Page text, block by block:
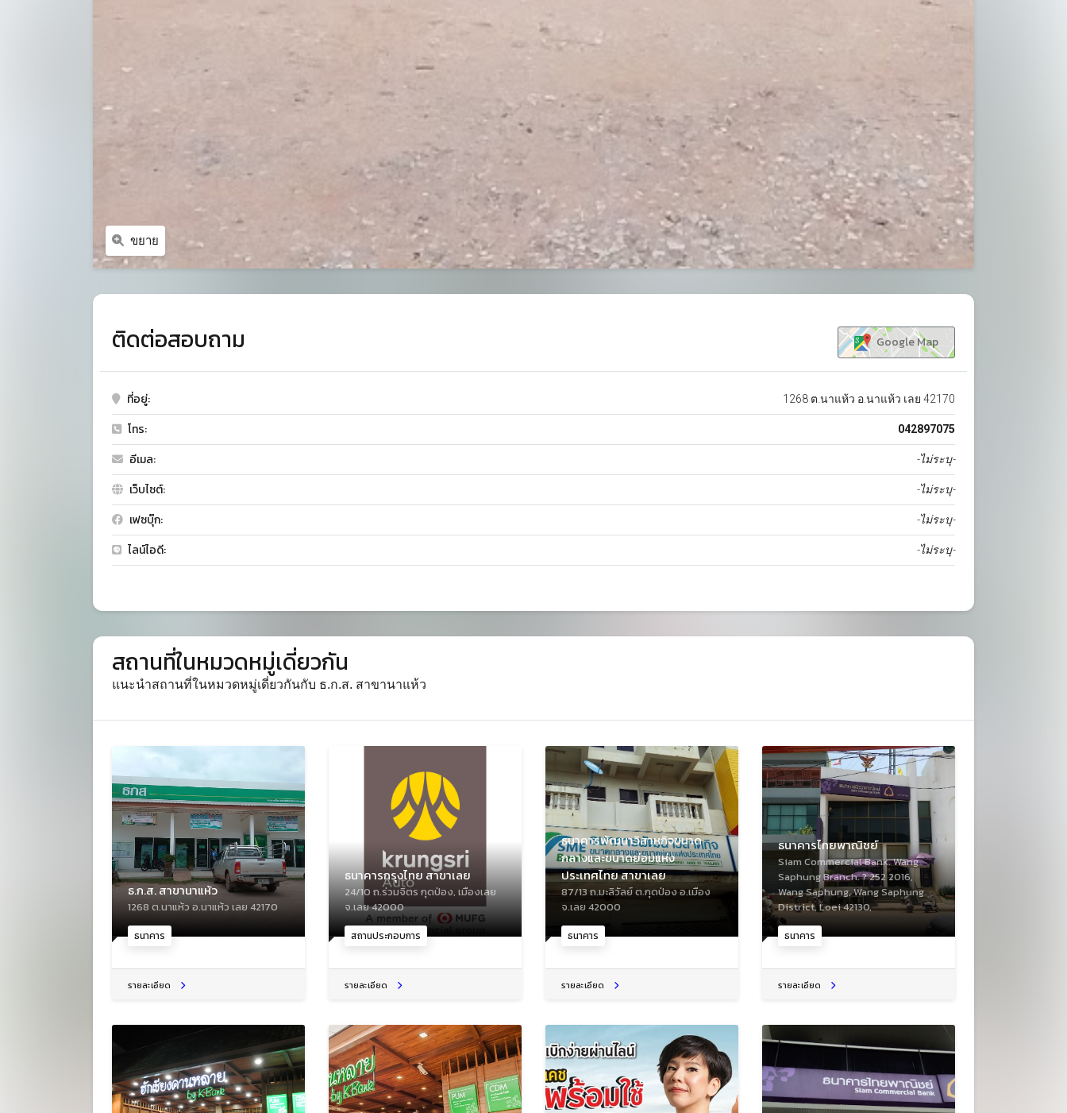
ขยาย
ติดต่อสอบถาม Google Map
ที่อยู่: 1268 ต.นาแห้ว อ.นาแห้ว เลย 42170
โทร: 042897075
อีเมล: -ไม่ระบุ-
เว็บไซต์: -ไม่ระบุ-
เฟซบุ๊ก: -ไม่ระบุ-
ไลน์ไอดี: -ไม่ระบุ-
สถานที่ในหมวดหมู่เดี่ยวกัน
แนะนำสถานที่ในหมวดหมู่เดี่ยวกันกับ ธ.ก.ส. สาขานาแห้ว
ธนาคาร
ธ.ก.ส. สาขานาแห้ว
1268 ต.นาแห้ว อ.นาแห้ว เลย 42170
รายละเอียด
สถานประกอบการ
ธนาคารกรุงไทย สาขาเลย
24/10 ถ.ร่วมจิตร กุดป่อง, เมืองเลย
จ.เลย 42000
รายละเอียด
ธนาคาร
ธนาคารพัฒนาวิสาหกิจขนาด
กลางและขนาดย่อมแห่ง
ประเทศไทย สาขาเลย
87/13 ถ.มะลิวัลย์ ต.กุดป่อง อ.เมือง
จ.เลย 42000
รายละเอียด
ธนาคาร
ธนาคารไทยพาณิชย์
Siam Commercial Bank. Wang
Saphung Branch. ? 252 2016,
Wang Saphung, Wang Saphung
District, Loei 42130,
รายละเอียด